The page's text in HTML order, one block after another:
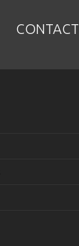
CONTACT